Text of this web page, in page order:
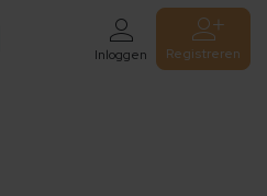
Inloggen Registreren